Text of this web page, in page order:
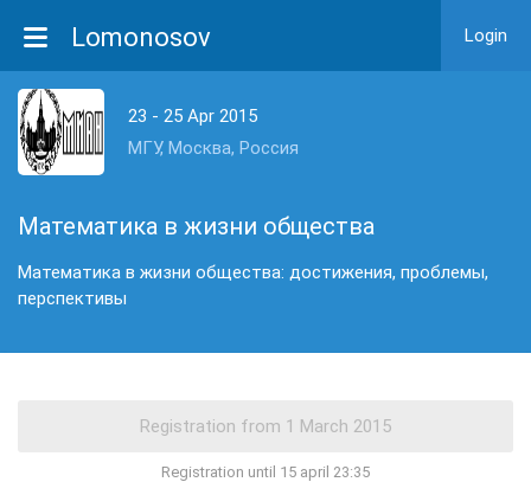
Lomonosov Login
23 - 25 Apr 2015
МГУ, Москва, Россия
Математика в жизни общества
Математика в жизни общества: достижения, проблемы,
перспективы
Registration until 15 april 23:35